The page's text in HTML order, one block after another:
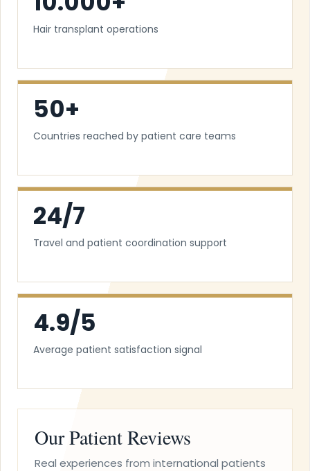
Hair transplant operations
50+
Countries reached by patient care teams
24/7
Travel and patient coordination support
4.9/5
Average patient satisfaction signal
Our Patient Reviews
Real experiences from international patients